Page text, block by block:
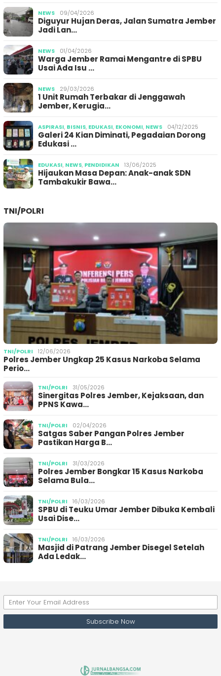
NEWS 09/04/2026
Diguyur Hujan Deras, Jalan Sumatra Jember
Jadi Lan…
NEWS 01/04/2026
Warga Jember Ramai Mengantre di SPBU
Usai Ada Isu …
NEWS 29/03/2026
1 Unit Rumah Terbakar di Jenggawah
Jember, Kerugia…
ASPIRASI, BISNIS, EDUKASI, EKONOMI, NEWS 04/12/2025
Galeri 24 Kian Diminati, Pegadaian Dorong
Edukasi …
EDUKASI, NEWS, PENDIDIKAN 13/06/2025
Hijaukan Masa Depan: Anak-anak SDN
Tambakukir Bawa…
TNI/POLRI
TNI/POLRI 12/06/2026
Polres Jember Ungkap 25 Kasus Narkoba Selama
Perio…
TNI/POLRI 31/05/2026
Sinergitas Polres Jember, Kejaksaan, dan
PPNS Kawa…
TNI/POLRI 02/04/2026
Satgas Saber Pangan Polres Jember
Pastikan Harga B…
TNI/POLRI 31/03/2026
Polres Jember Bongkar 15 Kasus Narkoba
Selama Bula…
TNI/POLRI 16/03/2026
SPBU di Teuku Umar Jember Dibuka Kembali
Usai Dise…
TNI/POLRI 16/03/2026
Masjid di Patrang Jember Disegel Setelah
Ada Ledak…